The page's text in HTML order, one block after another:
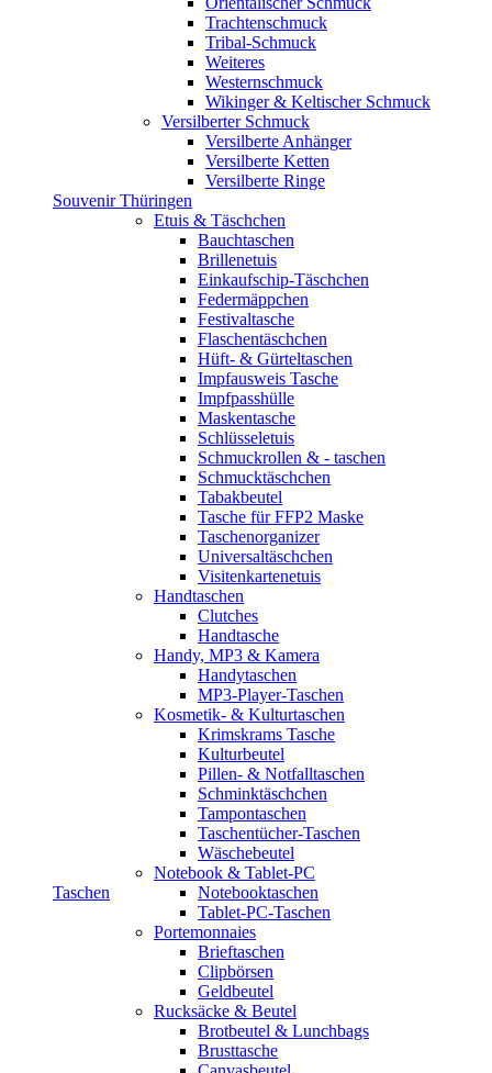
Trachtenschmuck
Tribal-Schmuck
Weiteres
Westernschmuck
Wikinger & Keltischer Schmuck
Versilberter Schmuck
Versilberte Anhänger
Versilberte Ketten
Versilberte Ringe
Souvenir Thüringen
Taschen
Etuis & Täschchen
Bauchtaschen
Brillenetuis
Einkaufschip-Täschchen
Federmäppchen
Festivaltasche
Flaschentäschchen
Hüft- & Gürteltaschen
Impfausweis Tasche
Impfpasshülle
Maskentasche
Schlüsseletuis
Schmuckrollen & - taschen
Schmucktäschchen
Tabakbeutel
Tasche für FFP2 Maske
Taschenorganizer
Universaltäschchen
Visitenkartenetuis
Handtaschen
Clutches
Handtasche
Handy, MP3 & Kamera
Handytaschen
MP3-Player-Taschen
Kosmetik- & Kulturtaschen
Krimskrams Tasche
Kulturbeutel
Pillen- & Notfalltaschen
Schminktäschchen
Tampontaschen
Taschentücher-Taschen
Wäschebeutel
Notebook & Tablet-PC
Notebooktaschen
Tablet-PC-Taschen
Portemonnaies
Brieftaschen
Clipbörsen
Geldbeutel
Rucksäcke & Beutel
Brotbeutel & Lunchbags
Brusttasche